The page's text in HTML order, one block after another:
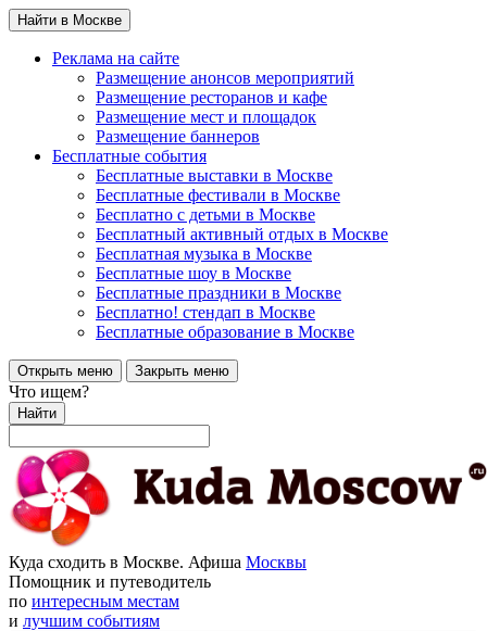
Найти в Москве
Реклама на сайте
Размещение анонсов мероприятий
Размещение ресторанов и кафе
Размещение мест и площадок
Размещение баннеров
Бесплатные события
Бесплатные выставки в Москве
Бесплатные фестивали в Москве
Бесплатно с детьми в Москве
Бесплатный активный отдых в Москве
Бесплатная музыка в Москве
Бесплатные шоу в Москве
Бесплатные праздники в Москве
Бесплатно! стендап в Москве
Бесплатные образование в Москве
Открыть меню Закрыть меню
Что ищем?
Найти
Куда сходить в Москве. Афиша Москвы
Помощник и путеводитель
по интересным местам
и лучшим событиям